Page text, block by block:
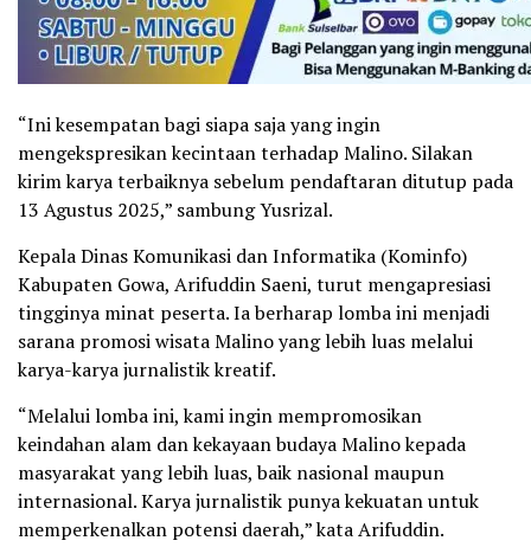
“Ini kesempatan bagi siapa saja yang ingin
mengekspresikan kecintaan terhadap Malino. Silakan
kirim karya terbaiknya sebelum pendaftaran ditutup pada
13 Agustus 2025,” sambung Yusrizal.
Kepala Dinas Komunikasi dan Informatika (Kominfo)
Kabupaten Gowa, Arifuddin Saeni, turut mengapresiasi
tingginya minat peserta. Ia berharap lomba ini menjadi
sarana promosi wisata Malino yang lebih luas melalui
karya-karya jurnalistik kreatif.
“Melalui lomba ini, kami ingin mempromosikan
keindahan alam dan kekayaan budaya Malino kepada
masyarakat yang lebih luas, baik nasional maupun
internasional. Karya jurnalistik punya kekuatan untuk
memperkenalkan potensi daerah,” kata Arifuddin.